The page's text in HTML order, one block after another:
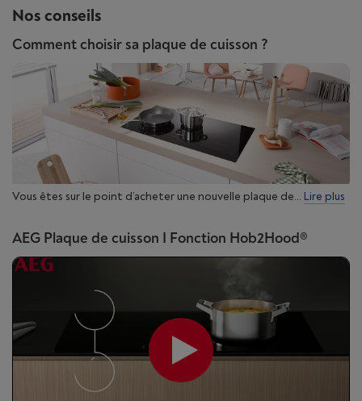
Nos conseils
Comment choisir sa plaque de cuisson ?
Vous êtes sur le point d’acheter une nouvelle plaque de... Lire plus
AEG Plaque de cuisson I Fonction Hob2Hood®